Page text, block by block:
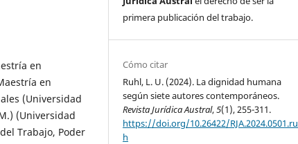
en
en
(Universidad
(Universidad
Trabajo, Poder
primera publicación del trabajo.
Cómo citar
Ruhl, L. U. (2024). La dignidad humana
según siete autores contemporáneos.
Revista Jurídica Austral,5(1), 255-311.
https://doi.org/10.26422/RJA.2024.0501.ru
h